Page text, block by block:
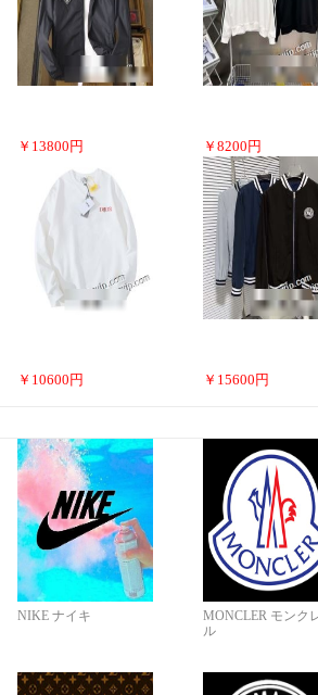
￥ 13800 円 ￥ 8200 円
￥ 10600 円 ￥ 15600 円
NIKE ナイキ
MONCLER モンク
ル